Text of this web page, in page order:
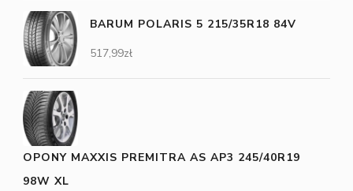
BARUM POLARIS 5 215/35R18 84V
517,99zł
OPONY MAXXIS PREMITRA AS AP3 245/40R19
98W XL